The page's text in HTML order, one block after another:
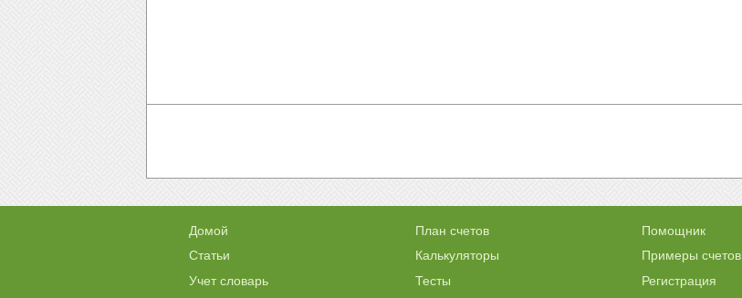
Домой План счетов Помощник
Статьи
Калькуляторы Примеры счетов
Учет словарь
Тесты Регистрация